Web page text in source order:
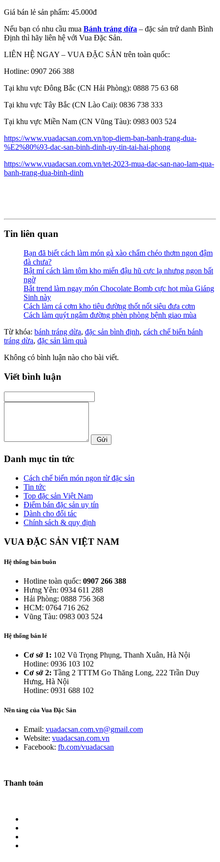
Giá bán lẻ sản phẩm: 45.000đ
Nếu bạn có nhu cầu mua Bánh tráng dừa – đặc sản trứ danh Bình
Định thì hãy liên hệ với Vua Đặc Sản.
LIÊN HỆ NGAY – VUA ĐẶC SẢN trên toàn quốc:
Hotline: 0907 266 388
Tại khu vực Đông Bắc (CN Hải Phòng): 0888 75 63 68
Tại khu vực Tây Bắc (CN Lào Cai): 0836 738 333
Tại khu vực Miền Nam (CN Vũng Tàu): 0983 003 524
https://www.vuadacsan.com.vn/top-diem-ban-banh-trang-dua-
%E2%80%93-dac-san-binh-dinh-uy-tin-tai-hai-phong
https://www.vuadacsan.com.vn/tet-2023-mua-dac-san-nao-lam-qua-
banh-trang-dua-binh-dinh
Tin liên quan
Bạn đã biết cách làm món gà xào chẩm chéo thơm ngon đậm
đà chưa?
Bật mí cách làm tôm kho miến đậu hũ cực lạ nhưng ngon bất
ngờ
Bắt trend làm ngay món Chocolate Bomb cực hot mùa Giáng
Sinh này
Cách làm cá cơm kho tiêu đường thốt nốt siêu đưa cơm
Cách làm quýt ngâm đường phèn phòng bệnh giao mùa
Từ khóa: bánh tráng dừa, đặc sản bình định, cách chế biến bánh
tráng dừa, đặc sản làm quà
Không có bình luận nào cho bài viết.
Viết bình luận
Gửi
Danh mục tin tức
Cách chế biến món ngon từ đặc sản
Tin tức
Top đặc sản Việt Nam
Điểm bán đặc sản uy tín
Dành cho đối tác
Chính sách & quy định
VUA ĐẶC SẢN VIỆT NAM
Hệ thống bán buôn
Hotline toàn quốc: 0907 266 388
Hưng Yên: 0934 611 288
Hải Phòng: 0888 756 368
HCM: 0764 716 262
Vũng Tàu: 0983 003 524
Hệ thống bán lẻ
Cơ sở 1: 102 Vũ Trọng Phụng, Thanh Xuân, Hà Nội
Hotline: 0936 103 102
Cơ sở 2: Tầng 2 TTTM Go Thăng Long, 222 Trần Duy
Hưng, Hà Nội
Hotline: 0931 688 102
Nền tảng của Vua Đặc Sản
Email: vuadacsan.com.vn@gmail.com
Website: vuadacsan.com.vn
Facebook: fb.com/vuadacsan
Thanh toán